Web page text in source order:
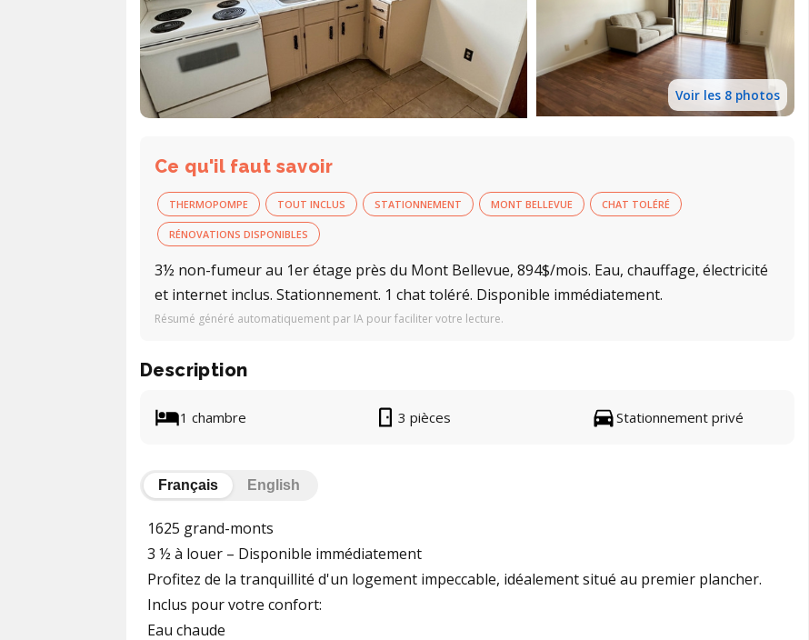
Voir les 8 photos
Ce qu'il faut savoir
THERMOPOMPE TOUT INCLUS STATIONNEMENT MONT BELLEVUE CHAT TOLÉRÉ
RÉNOVATIONS DISPONIBLES
3½ non-fumeur au 1er étage près du Mont Bellevue, 894$/mois. Eau, chauffage, électricité
et internet inclus. Stationnement. 1 chat toléré. Disponible immédiatement.
Résumé généré automatiquement par IA pour faciliter votre lecture.
Description
1 chambre 3 pièces Stationnement privé
Français English
1625 grand-monts
3 ½ à louer – Disponible immédiatement
Profitez de la tranquillité d'un logement impeccable, idéalement situé au premier plancher.
Inclus pour votre confort:
Eau chaude